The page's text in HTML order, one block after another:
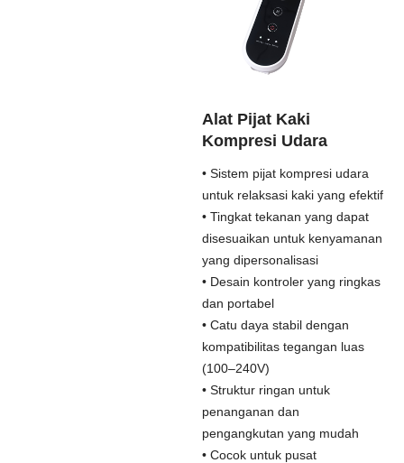
Alat Pijat Kaki
Kompresi Udara
• Sistem pijat kompresi udara
untuk relaksasi kaki yang efektif
• Tingkat tekanan yang dapat
disesuaikan untuk kenyamanan
yang dipersonalisasi
• Desain kontroler yang ringkas
dan portabel
• Catu daya stabil dengan
kompatibilitas tegangan luas
(100–240V)
• Struktur ringan untuk
penanganan dan
pengangkutan yang mudah
• Cocok untuk pusat